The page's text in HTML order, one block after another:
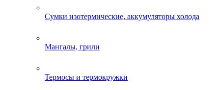
Сумки изотермические, аккумуляторы холода
Мангалы, грили
Термосы и термокружки